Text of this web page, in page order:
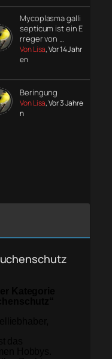
Mycoplasma galli
septicum ist ein E
rreger von …
Von Lisa, Vor 14 Jahr
en
Beringung
Von Lisa, Vor 3 Jahre
n